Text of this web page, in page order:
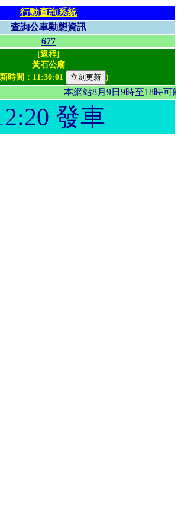
行動查詢系統
查詢公車動態資訊
677
[返程]
黃石公廟
時間： 11:30:01 )
本網站8月9日9時至18
發車